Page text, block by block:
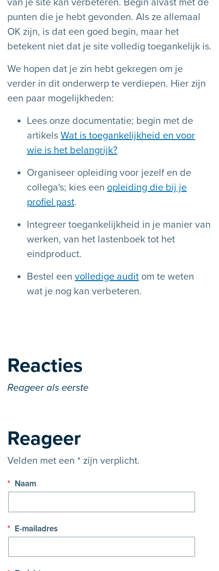
van je site kan verbeteren. Begin alvast met de
punten die je hebt gevonden. Als ze allemaal
OK zijn, is dat een goed begin, maar het
betekent niet dat je site volledig toegankelijk is.
We hopen dat je zin hebt gekregen om je
verder in dit onderwerp te verdiepen. Hier zijn
een paar mogelijkheden:
Lees onze documentatie; begin met de
artikels Wat is toegankelijkheid en voor
wie is het belangrijk?
Organiseer opleiding voor jezelf en de
collega's; kies een opleiding die bij je
profiel past.
Integreer toegankelijkheid in je manier van
werken, van het lastenboek tot het
eindproduct.
Bestel een volledige audit om te weten
wat je nog kan verbeteren.
Reacties
Reageer als eerste
Reageer
Velden met een * zijn verplicht.
* Naam
* E-mailadres